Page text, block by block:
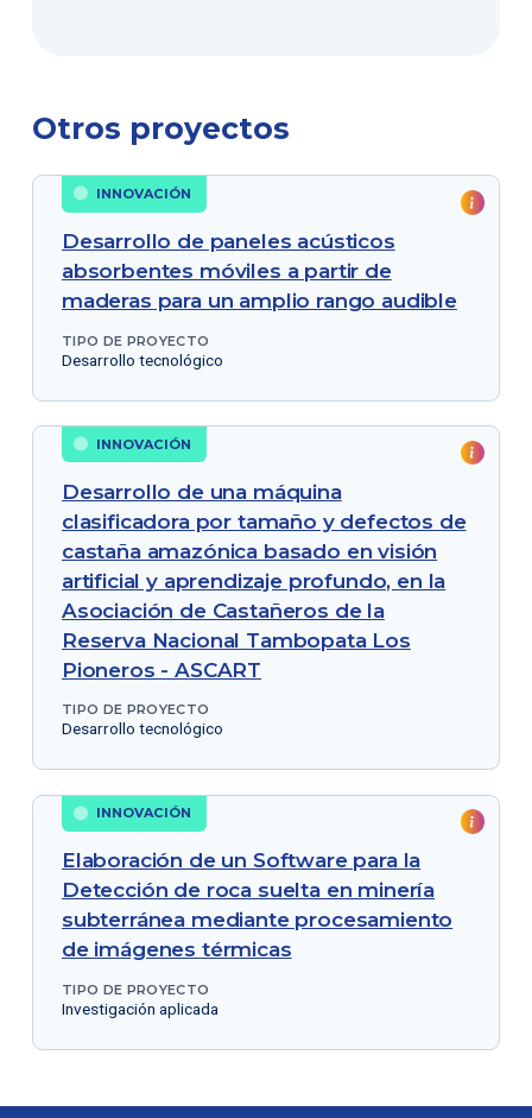
Otros proyectos
INNOVACIÓN
Desarrollo de paneles acústicos
absorbentes móviles a partir de
maderas para un amplio rango audible
TIPO DE PROYECTO
Desarrollo tecnológico
INNOVACIÓN
Desarrollo de una máquina
clasificadora por tamaño y defectos de
castaña amazónica basado en visión
artificial y aprendizaje profundo, en la
Asociación de Castañeros de la
Reserva Nacional Tambopata Los
Pioneros - ASCART
TIPO DE PROYECTO
Desarrollo tecnológico
INNOVACIÓN
Elaboración de un Software para la
Detección de roca suelta en minería
subterránea mediante procesamiento
de imágenes térmicas
TIPO DE PROYECTO
Investigación aplicada